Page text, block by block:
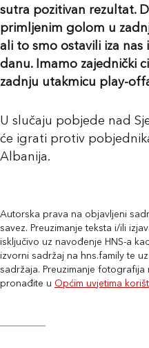
sutra pozitivan rezultat.
primljenim golom u
ali to smo ostavili iza nas
danu. Imamo zajednički
zadnju utakmicu play-
U slučaju pobjede nad
će igrati protiv
Albanija.
Autorska prava na objavljeni
savez. Preuzimanje teksta i/ili
isključivo uz navođenje HNS-a
izvorni sadržaj na hns.family te
sadržaja. Preuzimanje
pronađite u Općim uvjetima